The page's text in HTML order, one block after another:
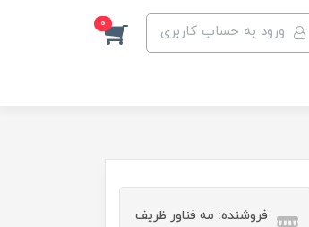
ورود به حساب کاربری 0
فروشنده: مه فناور ظریف